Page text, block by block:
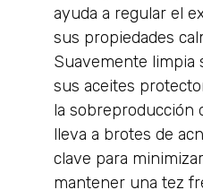
ayuda a regular el
sus propiedades
Suavemente limpia
sus aceites
la sobreproducción
lleva a brotes de
clave para
mantener una tez